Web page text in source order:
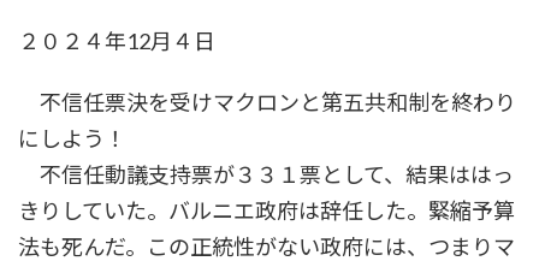
:
２０２４年12月４日
不信任票決を受けマクロンと第五共和制を終わり
にしよう！
不信任動議支持票が３３１票として、結果ははっ
きりしていた。バルニエ政府は辞任した。緊縮予算
法も死んだ。この正統性がない政府には、つまりマ